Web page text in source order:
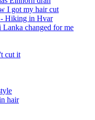
I got my hair cut
Hiking in Hvar
changed for me
cut it
hair